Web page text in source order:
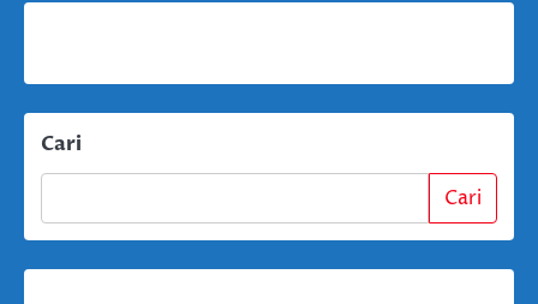
Cari
Cari